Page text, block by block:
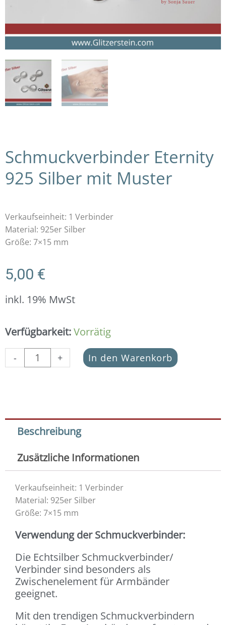
Schmuckverbinder Eternity
925 Silber mit Muster
Verkaufseinheit: 1 Verbinder
Material: 925er Silber
Größe: 7×15 mm
5,00 €
inkl. 19% MwSt
Verfügbarkeit:Vorrätig
-
Schmuckverbinder
925
Silber
+ In den Warenkorb
Beschreibung
Zusätzliche Informationen
Verkaufseinheit: 1 Verbinder
Material: 925er Silber
Größe: 7×15 mm
Verwendung der Schmuckverbinder:
Die Echtsilber Schmuckverbinder/
Verbinder sind besonders als
Zwischenelement für Armbänder
geeignet.
Mit den trendigen Schmuckverbindern